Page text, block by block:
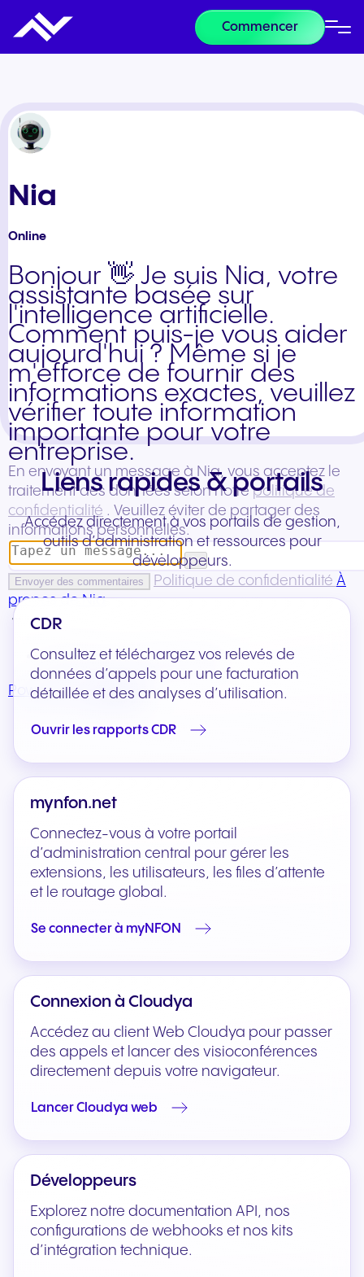
Commencer
Liens rapides & portails
Accédez directement à vos portails de gestion,
outils d’administration et ressources pour
développeurs.
CDR
Consultez et téléchargez vos relevés de
données d’appels pour une facturation
détaillée et des analyses d’utilisation.
Ouvrir les rapports CDR
mynfon.net
Connectez-vous à votre portail
d’administration central pour gérer les
extensions, les utilisateurs, les files d’attente
et le routage global.
Se connecter à myNFON
Connexion à Cloudya
Accédez au client Web Cloudya pour passer
des appels et lancer des visioconférences
directement depuis votre navigateur.
Lancer Cloudya web
Développeurs
Explorez notre documentation API, nos
configurations de webhooks et nos kits
d’intégration technique.